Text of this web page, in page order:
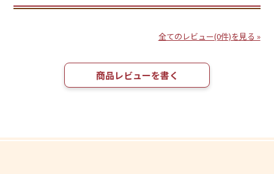
全てのレビュー(0件)を見る »
商品レビューを書く